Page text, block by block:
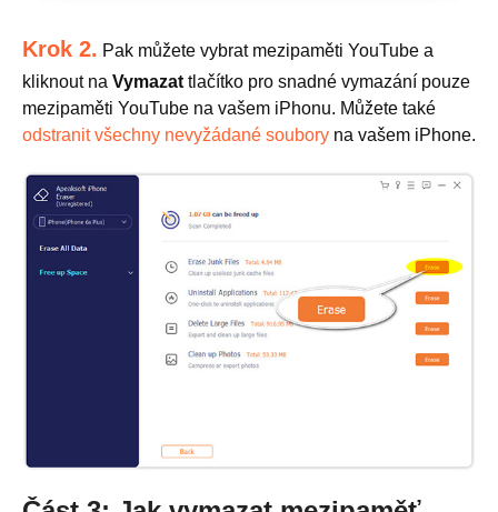
Krok 2. Pak můžete vybrat mezipaměti YouTube a
kliknout na Vymazat tlačítko pro snadné vymazání pouze
mezipaměti YouTube na vašem iPhonu. Můžete také
odstranit všechny nevyžádané soubory na vašem iPhone.